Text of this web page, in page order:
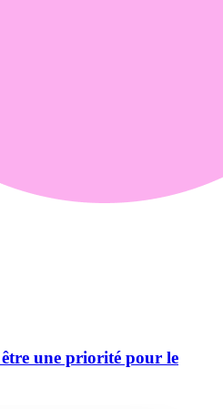
une priorité pour le